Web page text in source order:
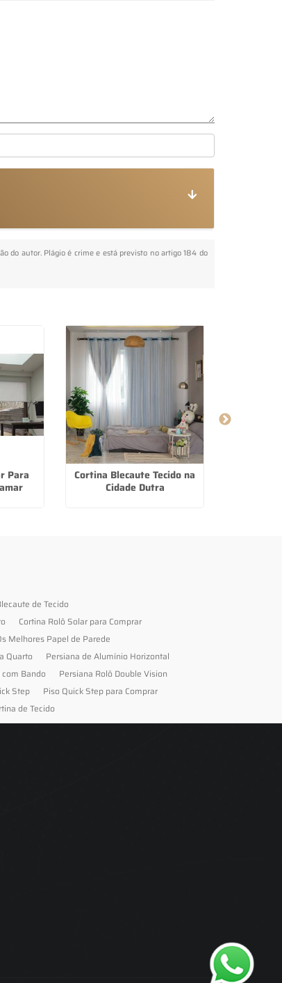
do autor. Plágio é crime e está previsto no artigo 184 do
Para
Cortina Blecaute Tecido na
Cidade Dutra
de Tecido
Cortina Rolô Solar para Comprar
Melhores Papel de Parede
Quarto
Persiana de Alumínio Horizontal
Bando
Persiana Rolô Double Vision
Step
Piso Quick Step para Comprar
de Tecido